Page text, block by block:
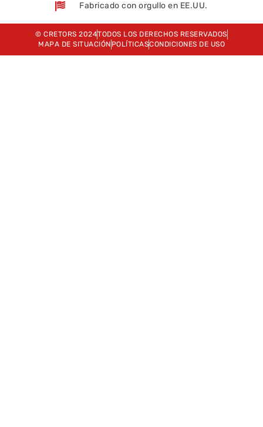
Fabricado con orgullo en EE.UU.
© CRETORS 2024TODOS LOS DERECHOS RESERVADOS
MAPA DE SITUACIÓN POLÍTICASCONDICIONES DE USO